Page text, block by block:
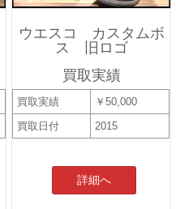
ウエスコ カスタムボ
ス 旧ロゴ
買取実績
買取実績
￥50,000
買取日付
2015
詳細へ